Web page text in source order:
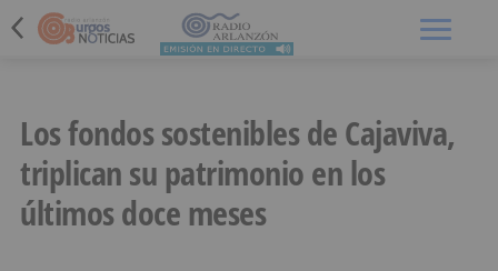
Los fondos sostenibles de Cajaviva,
triplican su patrimonio en los
últimos doce meses